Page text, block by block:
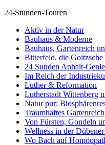
24-Stunden-Touren
Aktiv in der Natur
Bauhaus & Moderne
Bauhaus, Gartenreich
Bitterfeld, die Goitzsche
24 Sunden Anhalt-
Im Reich der
Luther & Reformation
Lutherstadt Wittenberg
Natur pur:
Traumhaftes Gartenreich
Von Fürsten, Gondeln
Wellness in der
Wo Bach auf